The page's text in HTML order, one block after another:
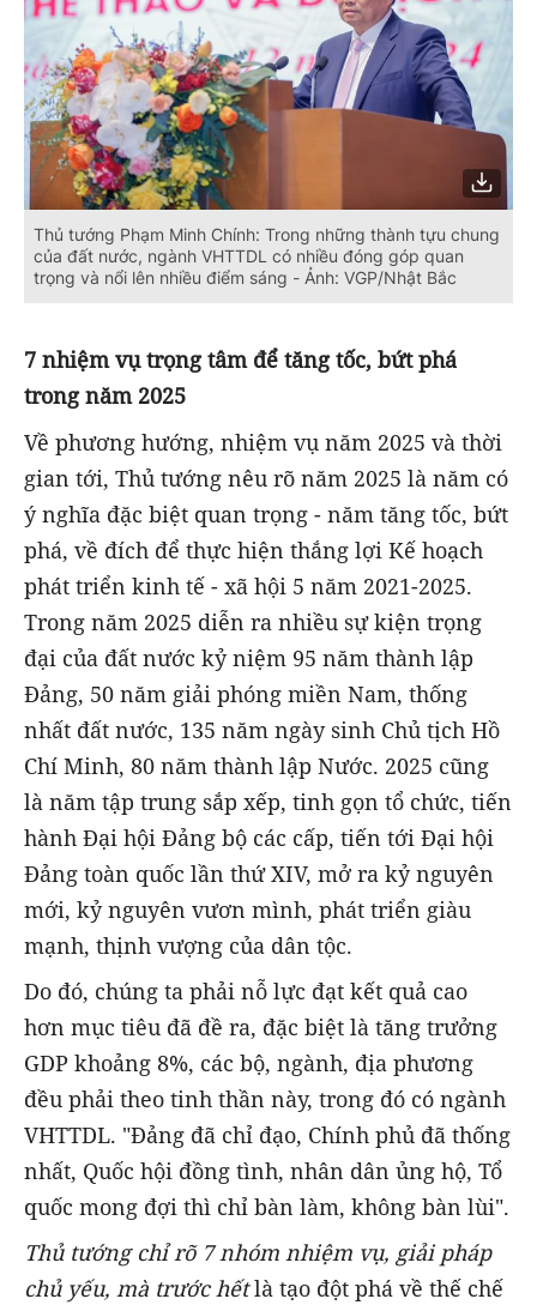
Thủ tướng Phạm Minh Chính: Trong những thành tựu chung
của đất nước, ngành VHTTDL có nhiều đóng góp quan
trọng và nổi lên nhiều điểm sáng - Ảnh: VGP/Nhật Bắc
7 nhiệm vụ trọng tâm để tăng tốc, bứt phá
trong năm 2025
Về phương hướng, nhiệm vụ năm 2025 và thời
gian tới, Thủ tướng nêu rõ năm 2025 là năm có
ý nghĩa đặc biệt quan trọng - năm tăng tốc, bứt
phá, về đích để thực hiện thắng lợi Kế hoạch
phát triển kinh tế - xã hội 5 năm 2021-2025.
Trong năm 2025 diễn ra nhiều sự kiện trọng
đại của đất nước kỷ niệm 95 năm thành lập
Đảng, 50 năm giải phóng miền Nam, thống
nhất đất nước, 135 năm ngày sinh Chủ tịch Hồ
Chí Minh, 80 năm thành lập Nước. 2025 cũng
là năm tập trung sắp xếp, tinh gọn tổ chức, tiến
hành Đại hội Đảng bộ các cấp, tiến tới Đại hội
Đảng toàn quốc lần thứ XIV, mở ra kỷ nguyên
mới, kỷ nguyên vươn mình, phát triển giàu
mạnh, thịnh vượng của dân tộc.
Do đó, chúng ta phải nỗ lực đạt kết quả cao
hơn mục tiêu đã đề ra, đặc biệt là tăng trưởng
GDP khoảng 8%, các bộ, ngành, địa phương
đều phải theo tinh thần này, trong đó có ngành
VHTTDL. "Đảng đã chỉ đạo, Chính phủ đã thống
nhất, Quốc hội đồng tình, nhân dân ủng hộ, Tổ
quốc mong đợi thì chỉ bàn làm, không bàn lùi".
Thủ tướng chỉ rõ 7 nhóm nhiệm vụ, giải pháp
chủ yếu, mà trước hếtlà tạo đột phá về thế chế